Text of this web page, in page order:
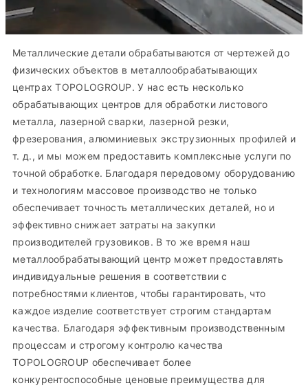
Металлические детали обрабатываются от чертежей до
физических объектов в металлообрабатывающих
центрах TOPOLOGROUP. У нас есть несколько
обрабатывающих центров для обработки листового
металла, лазерной сварки, лазерной резки,
фрезерования, алюминиевых экструзионных профилей и
т. д., и мы можем предоставить комплексные услуги по
точной обработке. Благодаря передовому оборудованию
и технологиям массовое производство не только
обеспечивает точность металлических деталей, но и
эффективно снижает затраты на закупки
производителей грузовиков. В то же время наш
металлообрабатывающий центр может предоставлять
индивидуальные решения в соответствии с
потребностями клиентов, чтобы гарантировать, что
каждое изделие соответствует строгим стандартам
качества. Благодаря эффективным производственным
процессам и строгому контролю качества
TOPOLOGROUP обеспечивает более
конкурентоспособные ценовые преимущества для